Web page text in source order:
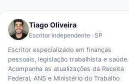
Tiago Oliveira
Escritor independente · SP
Escritor especializado em finanças
pessoais, legislação trabalhista e saúde.
Acompanha as atualizações da Receita
Federal, ANS e Ministério do Trabalho